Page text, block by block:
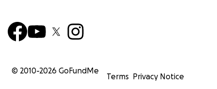
© 2010-2026 GoFundMe
Terms Privacy Notice